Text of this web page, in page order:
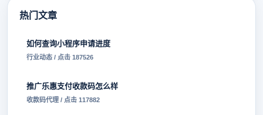
热门文章
如何查询小程序申请进度
行业动态 / 点击 187526
推广乐惠支付收款码怎么样
收款码代理 / 点击 117882